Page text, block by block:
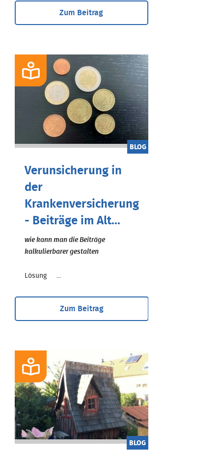
Zum Beitrag
BLOG
Verunsicherung in
der
Krankenversicherung
- Beiträge im Alt...
wie kann man die Beiträge
kalkulierbarer gestalten
Lösung ...
Zum Beitrag
BLOG